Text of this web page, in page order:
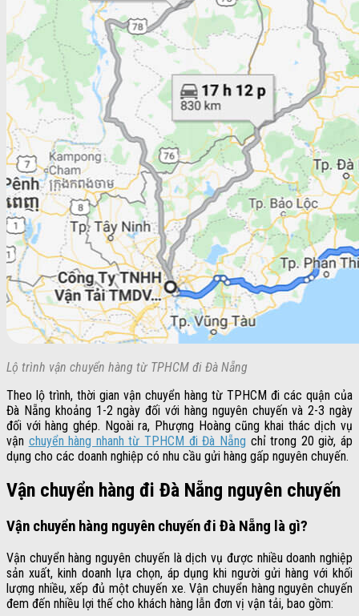
Lộ trình vận chuyển hàng từ TPHCM đi Đà Nẵng
Theo lộ trình, thời gian vận chuyển hàng từ TPHCM đi các quận của
Đà Nẵng khoảng 1-2 ngày đối với hàng nguyên chuyến và 2-3 ngày
đối với hàng ghép. Ngoài ra, Phượng Hoàng cũng khai thác dịch vụ
vận chuyển hàng nhanh từ TPHCM đi Đà Nẵng chỉ trong 20 giờ, áp
dụng cho các doanh nghiệp có nhu cầu gửi hàng gấp nguyên chuyến.
Vận chuyển hàng đi Đà Nẵng nguyên chuyến
Vận chuyển hàng nguyên chuyến đi Đà Nẵng là gì?
Vận chuyển hàng nguyên chuyến là dịch vụ được nhiều doanh nghiệp
sản xuất, kinh doanh lựa chọn, áp dụng khi người gửi hàng với khối
lượng nhiều, xếp đủ một chuyến xe. Vận chuyển hàng nguyên chuyến
đem đến nhiều lợi thế cho khách hàng lẫn đơn vị vận tải, bao gồm: